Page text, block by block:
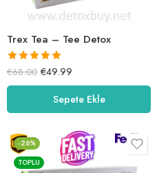
Trex Tea – Tee Detox
5 üzerinden
5.00oy aldı
€68.00 €49.99
Sepete Ekle
-26%
TOPLU